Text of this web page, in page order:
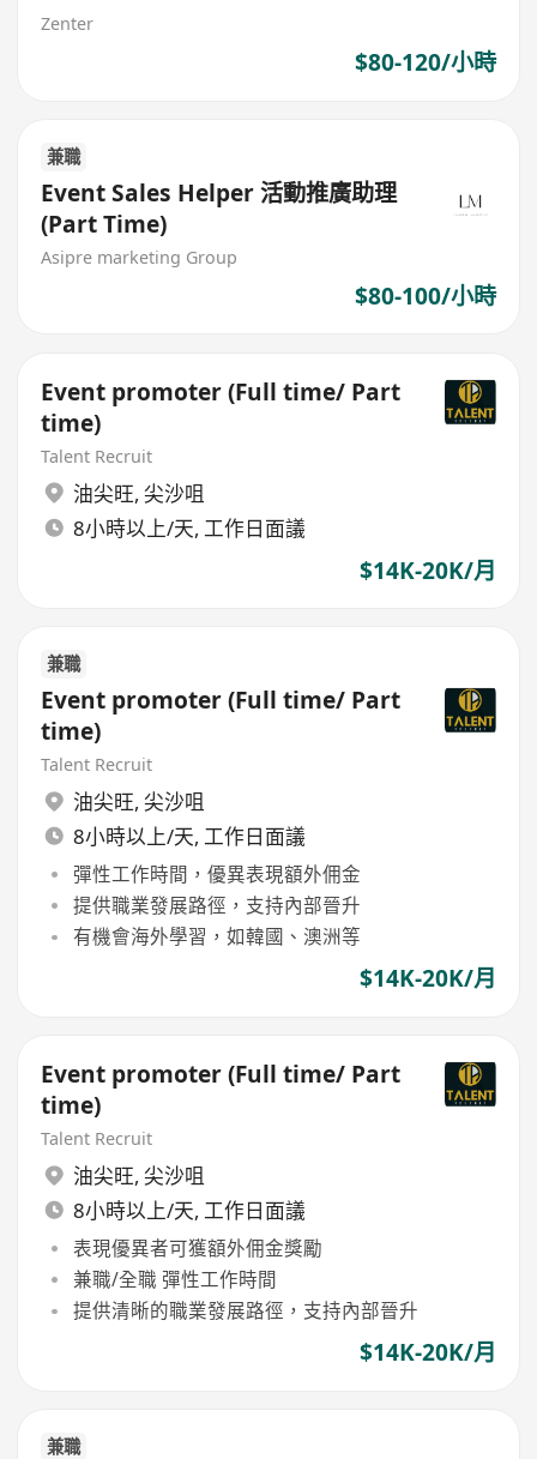
Zenter
$80-120/小時
兼職
Event Sales Helper 活動推廣助理
(Part Time)
Asipre marketing Group
$80-100/小時
Event promoter (Full time/ Part
time)
Talent Recruit
油尖旺, 尖沙咀
8小時以上/天, 工作日面議
$14K-20K/月
兼職
Event promoter (Full time/ Part
time)
Talent Recruit
油尖旺, 尖沙咀
8小時以上/天, 工作日面議
彈性工作時間，優異表現額外佣金
提供職業發展路徑，支持內部晉升
有機會海外學習，如韓國、澳洲等
$14K-20K/月
Event promoter (Full time/ Part
time)
Talent Recruit
油尖旺, 尖沙咀
8小時以上/天, 工作日面議
表現優異者可獲額外佣金獎勵
兼職/全職 彈性工作時間
提供清晰的職業發展路徑，支持內部晉升
$14K-20K/月
兼職